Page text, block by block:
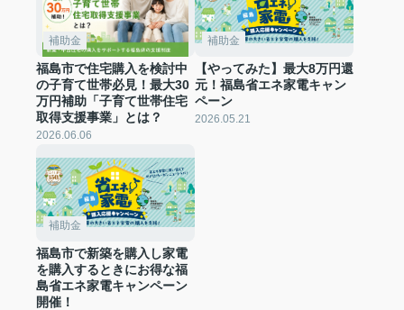
補助金
福島市で住宅購入を検討中
の子育て世帯必見！最大30
万円補助「子育て世帯住宅
取得支援事業」とは？
2026.06.06
補助金
【やってみた】最大8万円還
元！福島省エネ家電キャン
ペーン
2026.05.21
補助金
福島市で新築を購入し家電
を購入するときにお得な福
島省エネ家電キャンペーン
開催！